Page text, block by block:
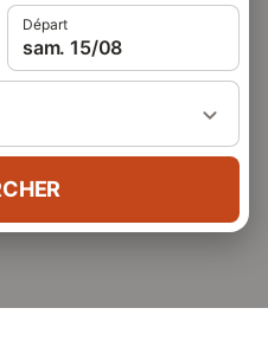
Départ
sam. 15/08